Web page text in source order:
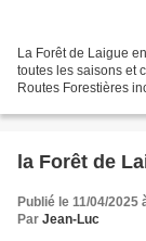
La Forêt de Laigue
toutes les saisons et
Routes Forestières
la Forêt de
Publié le 11/04/2025
Par Jean-Luc